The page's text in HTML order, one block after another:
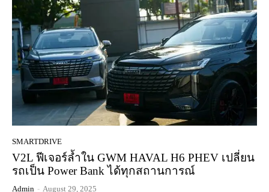
SMARTDRIVE
V2L ฟีเจอร์ล้ำใน GWM HAVAL H6 PHEV เปลี่ยน
รถเป็น Power Bank ได้ทุกสถานการณ์
Admin - August 29, 2025